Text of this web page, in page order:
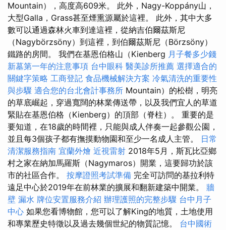
Mountain），高度高609米。 此外，Nagy-Koppány山，
大型Galla，Grass甚至煙熏源屬於這裡。 此外，其中大多
數可以通過森林火車到達這裡，從納吉伯爾茲斯尼
（Nagybörzsöny）到這裡，到伯爾茲斯尼（Börzsöny）
鐵路的房間。 我們在基恩伯格山（Kienberg 月子餐多少錢
新墓第一年的注意事項 台中眼科 醫美診所推薦 選擇適合的
關鍵字策略 工商登記 食品機械解決方案 冷氣清洗的重要性
與步驟 適合您的台北會計事務所 Mountain）的松樹，明亮
的草底崛起，穿過寬闊的林業傳送帶，以及我們宜人的草道
緊貼在基恩伯格（Kienberg）的頂部（脊柱）。 重要的是
要知道，在18歲的時間裡，只能與成人伴奏一起參觀公園，
並且每3個孩子都有撫摸動物園和至少一名成人主管。 日常
清潔服務指南 宜蘭外燴 近視雷射 2018年5月，斯瓦比亞鄉
村之家在納加馬羅斯（Nagymaros）開業，這要歸功於該
市的社區合作。 按摩證照考試準備 完全可訪問的基拉利特
遠足中心於2019年在前林業的擴展和翻新建築中開業。 牆
壁 漏水 牌位安置服務介紹 辦理護照的完整步驟 台中月子
中心 如果您看博物館，您可以了解King的地質，土地使用
和專業歷史特徵以及過去幾個世紀的物質記憶。 台中國術